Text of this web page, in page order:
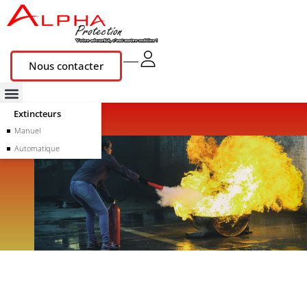
Nous contacter
Extincteurs
Manuel
Automatique